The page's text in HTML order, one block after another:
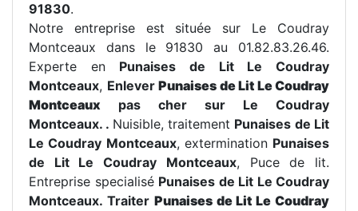
91830.
Notre entreprise est située sur Le Coudray
Montceaux dans le 91830 au 01.82.83.26.46.
Experte en Punaises de Lit Le Coudray
Montceaux, Enlever Punaises de Lit Le Coudray
Montceaux pas cher sur Le Coudray
Montceaux. . Nuisible, traitement Punaises de Lit
Le Coudray Montceaux, extermination Punaises
de Lit Le Coudray Montceaux, Puce de lit.
Entreprise specialisé Punaises de Lit Le Coudray
Montceaux. Traiter Punaises de Lit Le Coudray